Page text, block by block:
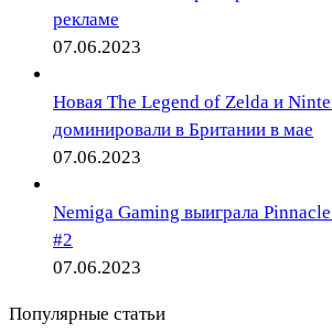
рекламе
07.06.2023
Новая The Legend of Zelda и
доминировали в Британии в мае
07.06.2023
Nemiga Gaming выиграла
#2
07.06.2023
Популярные статьи